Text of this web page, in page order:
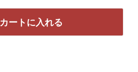
カートに入れる